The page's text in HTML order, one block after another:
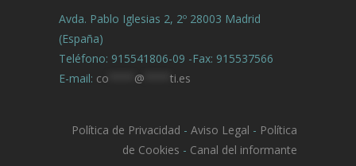
Avda. Pablo Iglesias 2, 2º 28003 Madrid
(España)
Teléfono: 915541806-09 -Fax: 915537566
E-mail: co @ ti.es
Política de Privacidad - Aviso Legal - Política
de Cookies - Canal del informante